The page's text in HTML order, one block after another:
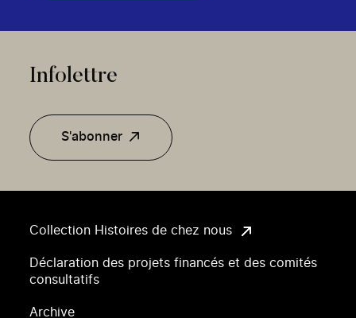
Collection Histoires de chez nous
Déclaration des projets financés et des comités
consultatifs
Archive
Infolettre
S'abonner